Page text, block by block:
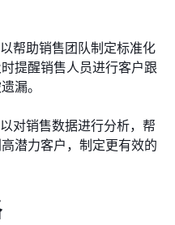
帮助销售团队制定标准化
提醒销售人员进行客户跟
漏。
对销售数据进行分析，帮
潜力客户，制定更有效的